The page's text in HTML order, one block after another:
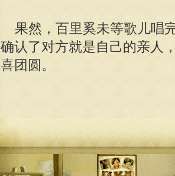
果然，百里奚未等歌儿唱
确认了对方就是自己的亲人
喜团圆。